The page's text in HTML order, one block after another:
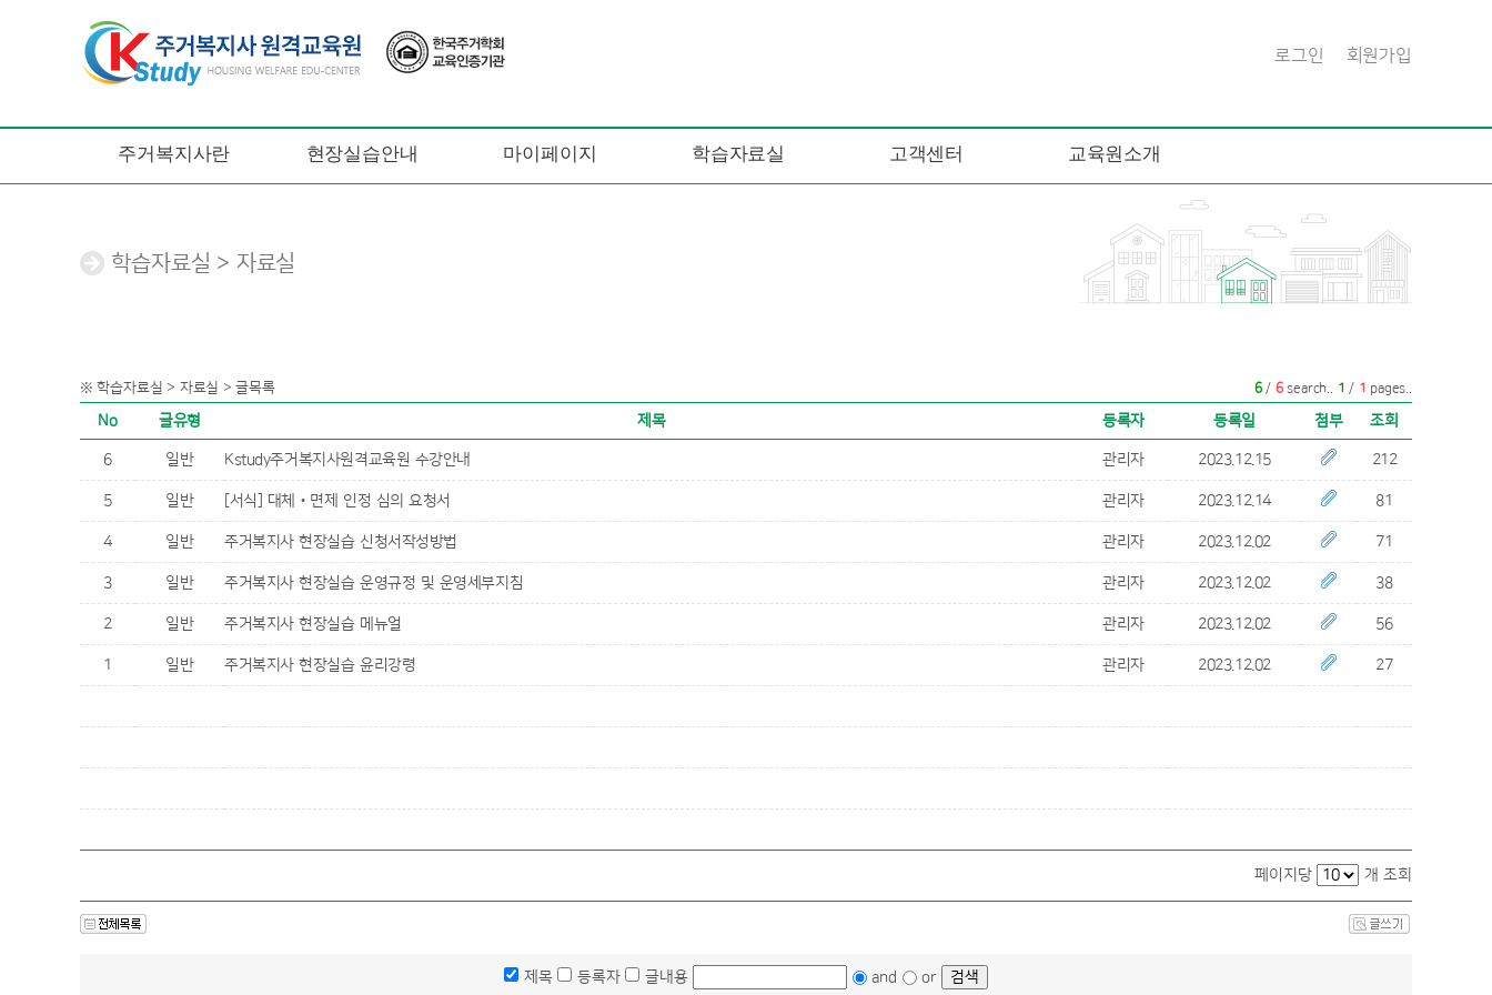
로그인 회원가입
주거복지사란 현장실습안내 마이페이지 학습자료실 고객센터 교육원소개
학습자료실 > 자료실
※ 학습자료실 > 자료실 > 글목록 6/ 6search.. 1 / 1 pages..
No 글유형 제목 등록자 등록일 첨부 조회
6 일반 Kstudy주거복지사원격교육원 수강안내 관리자 2023.12.15 212
5 일반 [서식] 대체‧면제 인정 심의 요청서 관리자 2023.12.14 81
4 일반 주거복지사 현장실습 신청서작성방법 관리자 2023.12.02 71
3 일반 주거복지사 현장실습 운영규정 및 운영세부지침 관리자 2023.12.02 38
2 일반 주거복지사 현장실습 메뉴얼 관리자 2023.12.02 56
1 일반 주거복지사 현장실습 윤리강령 관리자 2023.12.02 27
페이지당 개 조회
제목 등록자 글내용 and or